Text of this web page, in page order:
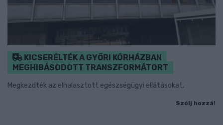
KICSERÉLTÉK A GYŐRI KÓRHÁZBAN
MEGHIBÁSODOTT TRANSZFORMÁTORT
Megkezdték az elhalasztott egészségügyi ellátásokat.
Szólj hozzá!